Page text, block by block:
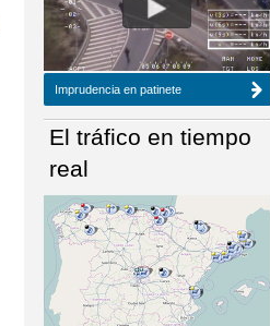
Imprudencia en patinete
El tráfico en tiempo
real